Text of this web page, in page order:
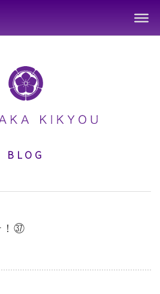
BLOG
㊲